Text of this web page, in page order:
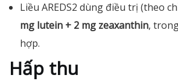
Liều AREDS2 dùng điều trị (theo
mg lutein + 2 mg zeaxanthin,
hợp.
Hấp thu